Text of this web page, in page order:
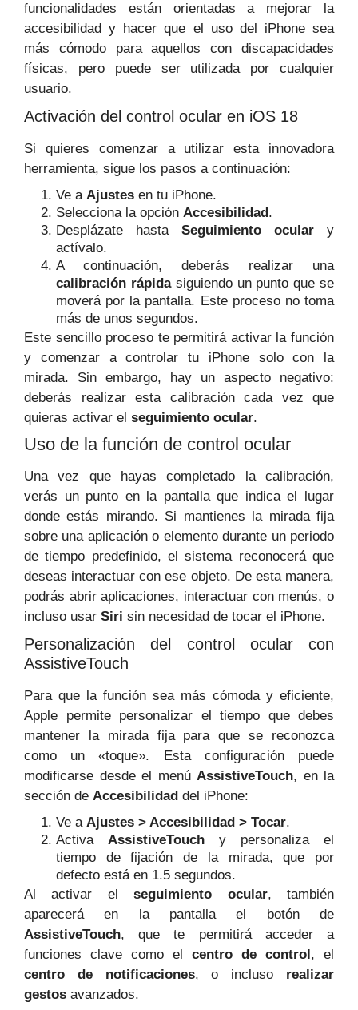
funcionalidades están orientadas a mejorar la
accesibilidad y hacer que el uso del iPhone sea
más cómodo para aquellos con discapacidades
físicas, pero puede ser utilizada por cualquier
usuario.
Activación del control ocular en iOS 18
Si quieres comenzar a utilizar esta innovadora
herramienta, sigue los pasos a continuación:
Ve a Ajustes en tu iPhone.
Selecciona la opción Accesibilidad .
Desplázate hasta Seguimiento ocular y
actívalo.
A continuación, deberás realizar una
calibración rápidasiguiendo un punto que se
moverá por la pantalla. Este proceso no toma
más de unos segundos.
Este sencillo proceso te permitirá activar la función
y comenzar a controlar tu iPhone solo con la
mirada. Sin embargo, hay un aspecto negativo:
deberás realizar esta calibración cada vez que
quieras activar el seguimiento ocular.
Uso de la función de control ocular
Una vez que hayas completado la calibración,
verás un punto en la pantalla que indica el lugar
donde estás mirando. Si mantienes la mirada fija
sobre una aplicación o elemento durante un periodo
de tiempo predefinido, el sistema reconocerá que
deseas interactuar con ese objeto. De esta manera,
podrás abrir aplicaciones, interactuar con menús, o
incluso usar Siri sin necesidad de tocar el iPhone.
Personalización del control ocular con
AssistiveTouch
Para que la función sea más cómoda y eficiente,
Apple permite personalizar el tiempo que debes
mantener la mirada fija para que se reconozca
como un «toque». Esta configuración puede
modificarse desde el menú AssistiveTouch, en la
sección de Accesibilidad del iPhone:
Ve a Ajustes > Accesibilidad > Tocar.
Activa AssistiveTouch y personaliza el
tiempo de fijación de la mirada, que por
defecto está en 1.5 segundos.
Al activar elseguimiento ocular, también
aparecerá en la pantalla el botón de
AssistiveTouch, que te permitirá acceder a
funciones clave como el centro de control , el
centro de notificaciones, o incluso realizar
gestos avanzados.